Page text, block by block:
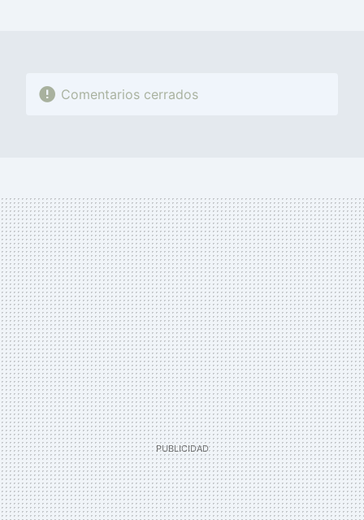
Comentarios cerrados